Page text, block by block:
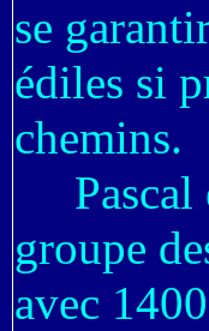
se
édiles si
chemins.
Pascal
groupe
avec